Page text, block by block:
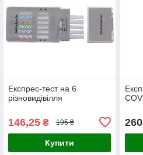
Експрес-тест на 6
різновидівілля
146,25₴ 195 ₴
Купити
260